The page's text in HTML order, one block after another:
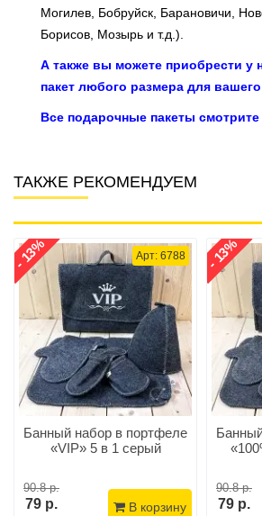
Могилев, Бобруйск, Барановичи,
Борисов, Мозырь и т.д.).
А также вы можете приобрести у
пакет любого размера для
Все подарочные пакеты смотрите
ТАКЖЕ РЕКОМЕНДУЕМ
Арт: 6788
Банный набор в портфеле
«VIP» 5 в 1 серый
90.8 р.
79 р.
- 13%
В корзину
90.8 р.
79 р.
- 13%